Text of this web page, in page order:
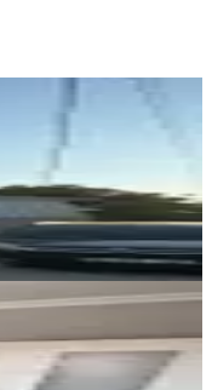
Celalettin Yarpuz